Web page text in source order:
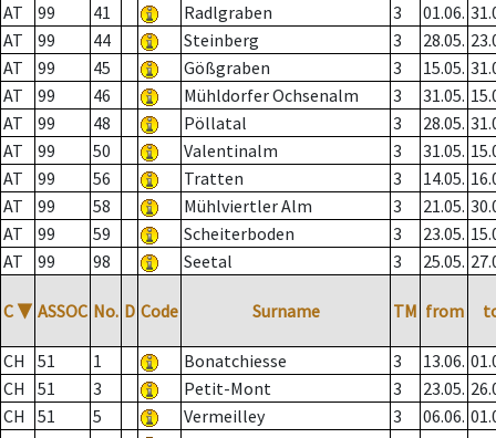
AT
99 41 Radlgraben 3 01.06.
AT
99 44 Steinberg 3 28.05.
AT
99 45 Gößgraben 3 15.05.
AT
99 46 Mühldorfer Ochsenalm 3 31.05.
AT
99 48 Pöllatal 3 28.05.
AT
99 50 Valentinalm 3 31.05.
AT
99 56 Tratten 3 14.05.
AT
99 58 Mühlviertler Alm 3 21.05.
AT
99 59 Scheiterboden 3 23.05.
AT
99 98 Seetal 3 25.05.
C ▼ ASSOC No. D Code Surname TM from
CH 51 1 Bonatchiesse 3 13.06.
CH
51 3 Petit-Mont 3 23.05.
CH
51 5 Vermeilley 3 06.06.